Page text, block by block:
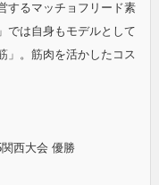
するマッチョフリード素
では自身もモデルとして
」。筋肉を活かしたコス
西大会 優勝